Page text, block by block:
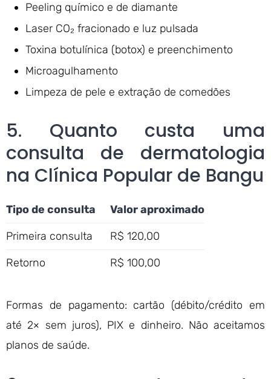
Peeling químico e de diamante
Laser CO₂ fracionado e luz pulsada
Toxina botulínica (botox) e preenchimento
Microagulhamento
Limpeza de pele e extração de comedões
5. Quanto custa uma
consulta de dermatologia
na Clínica Popular de Bangu
Tipo de consulta
Valor aproximado
Primeira consulta
R$ 120,00
Retorno
R$ 100,00
Formas de pagamento: cartão (débito/crédito em
até 2× sem juros), PIX e dinheiro. Não aceitamos
planos de saúde.